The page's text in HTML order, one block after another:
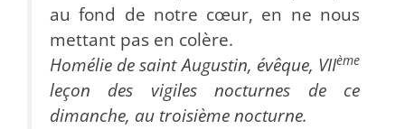
au fond de notre cœur, en ne nous
mettant pas en colère.
Homélie de saint Augustin, évêque, VIIème
leçon des vigiles nocturnes de ce
dimanche, au troisième nocturne.